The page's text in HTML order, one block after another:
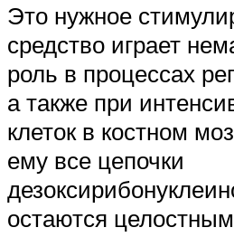
Это нужное
средство играет
роль в процессах
а также при
клеток в костном
ему все цепочки
остаются